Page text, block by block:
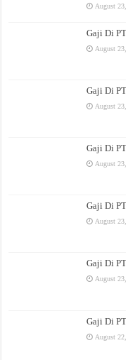
August
Gaji Di
August
Gaji Di
August
Gaji Di
August
Gaji Di
August
Gaji Di
August
Gaji Di
August